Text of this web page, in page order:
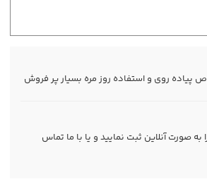
صورت آنلاین ثبت نمایید و یا با ما تماس